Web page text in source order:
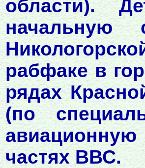
области).
рабфаке в
рядах
(по
авиационную
частях ВВС.